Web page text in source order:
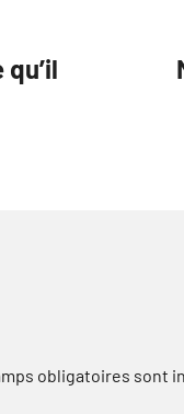
obligatoires sont